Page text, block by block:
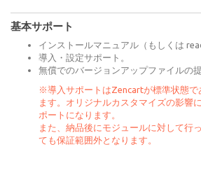
基本サポート
インストールマニュアル（もしくは
導入・設定サポート。
無償でのバージョンアップファイルの提
※導入サポートはZencartが標準状態で
ます。オリジナルカスタマイズの影響
ポートになります。
また、納品後にモジュールに対して行
ても保証範囲外となります。